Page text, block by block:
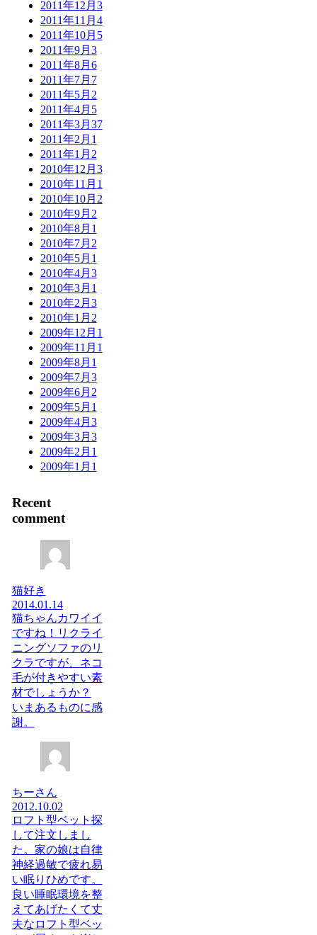
2011年12月 3
2011年11月 4
2011年10月 5
2011年9月 3
2011年8月 6
2011年7月 7
2011年5月 2
2011年4月 5
2011年3月 37
2011年2月 1
2011年1月 2
2010年12月 3
2010年11月 1
2010年10月 2
2010年9月 2
2010年8月 1
2010年7月 2
2010年5月 1
2010年4月 3
2010年3月 1
2010年2月 3
2010年1月 2
2009年12月 1
2009年11月 1
2009年8月 1
2009年7月 3
2009年6月 2
2009年5月 1
2009年4月 3
2009年3月 3
2009年2月 1
2009年1月 1
Recent
comment
猫好き
2014.01.14
猫ちゃんカワイイ
ですね！リクライ
ニングソファのリ
クラですが、ネコ
毛が付きやすい素
材でしょうか？
いまあるものに感
謝。
ちーさん
2012.10.02
ロフト型ベット探
して注文しまし
た。家の娘は自律
神経過敏で疲れ易
い眠りひめです。
良い睡眠環境を整
えてあげたくて丈
夫なロフト型ベッ